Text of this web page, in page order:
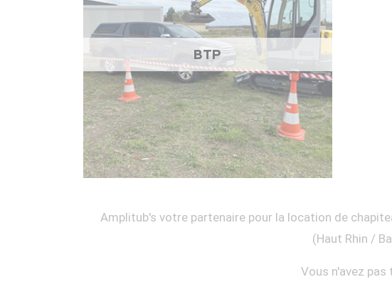
BTP
Amplitub's votre partenaire pour la location de
(Haut Rhin /
Vous n'avez